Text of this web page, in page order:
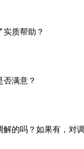
质帮助？
满意？
的吗？如果有，对